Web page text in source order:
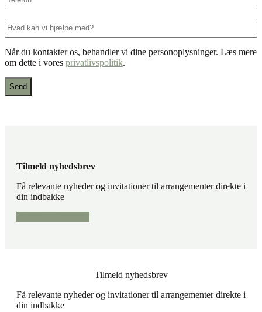
Hvad
kan
hjælpe
med?
Når du kontakter os, behandler vi dine personoplysninger. Læs mere
om dette i vores privatlivspolitik.
Tilmeld nyhedsbrev
Få relevante nyheder og invitationer til arrangementer direkte i
din indbakke
Tilmeld nyhedsbrev
Få relevante nyheder og invitationer til arrangementer direkte i
din indbakke